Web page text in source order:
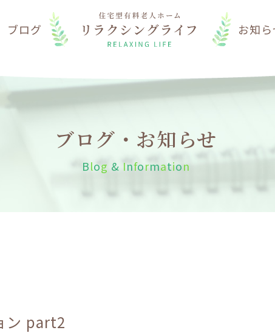
ブログ お知ら
ブログ・お知らせ
Blog & Information
ン part2